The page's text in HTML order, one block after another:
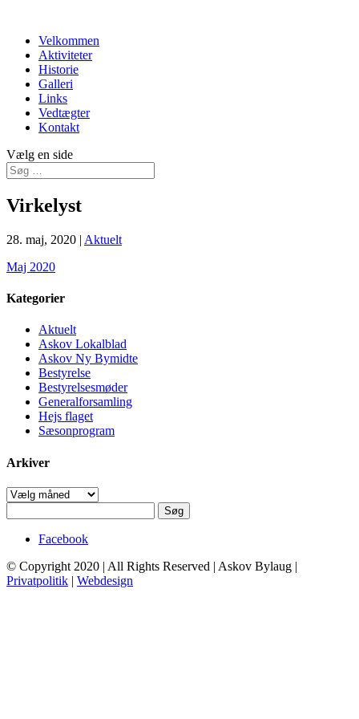
Velkommen
Aktiviteter
Historie
Galleri
Links
Vedtægter
Kontakt
Vælg en side
Virkelyst
28. maj, 2020 | Aktuelt
Maj 2020
Kategorier
Aktuelt
Askov Lokalblad
Askov Ny Bymidte
Bestyrelse
Bestyrelsesmøder
Generalforsamling
Hejs flaget
Sæsonprogram
Arkiver
Arkiver
efter:
Facebook
© Copyright 2020 | All Rights Reserved | Askov Bylaug |
Privatpolitik | Webdesign